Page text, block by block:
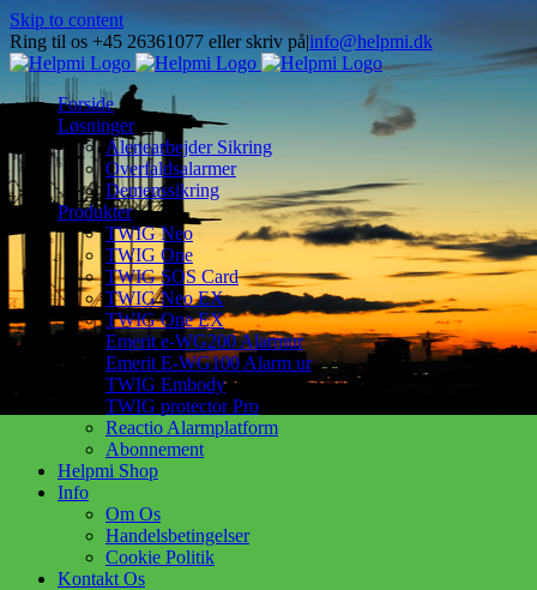
Skip to content
Ring til os +45 26361077 eller skriv på|info@helpmi.dk
Forside
Løsninger
Alenearbejder Sikring
Overfaldsalarmer
Demenssikring
Produkter
TWIG Neo
TWIG One
TWIG SOS Card
TWIG Neo EX
TWIG One EX
Emerit e-WG200 Alarmur
Emerit E-WG100 Alarm ur
TWIG Embody
TWIG protector Pro
Reactio Alarmplatform
Abonnement
Helpmi Shop
Info
Om Os
Handelsbetingelser
Cookie Politik
Kontakt Os